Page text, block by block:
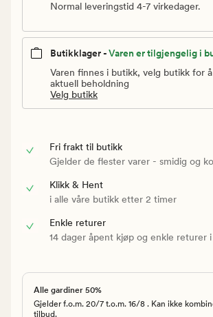
Normal leveringstid 4-7 virkedager.
Butikklager -Varen er tilgjengelig i
Varen finnes i butikk, velg butikk for å
aktuell beholdning
Velg butikk
Fri frakt til butikk
Gjelder de flester varer - smidig og
Klikk & Hent
i alle våre butikk etter 2 timer
Enkle returer
14 dager åpent kjøp og enkle returer
Alle gardiner 50%
Gjelder f.o.m. 20/7 t.o.m. 16/8 . Kan ikke
tilbud.